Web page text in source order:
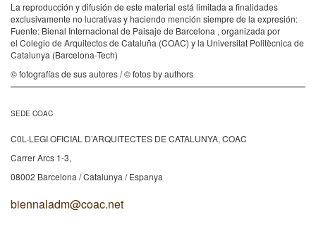
La reproducción y difusión de este material está limitada a finalidades
exclusivamente no lucrativas y haciendo mención siempre de la expresión:
Fuente: Bienal Internacional de Paisaje de Barcelona , organizada por
el Colegio de Arquitectos de Cataluña (COAC) y la Universitat Politècnica de
Catalunya (Barcelona-Tech)
© fotografías de sus autores / © fotos by authors
SEDE COAC
C0L·LEGI OFICIAL D’ARQUITECTES DE CATALUNYA, COAC
Carrer Arcs 1-3,
08002 Barcelona / Catalunya / Espanya
biennaladm@coac.net